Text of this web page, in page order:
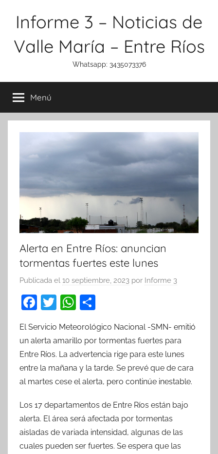
Informe 3 – Noticias de
Valle María – Entre Ríos
Whatsapp: 3435073376
Menú
Alerta en Entre Ríos: anuncian
tormentas fuertes este lunes
Publicada el 10 septiembre, 2023 por Informe 3
F
c
e
b
o
k
T
itt
er
W
at
s
A
p
m
p
ar
tir
El Servicio Meteorológico Nacional -SMN- emitió
un alerta amarillo por tormentas fuertes para
Entre Ríos. La advertencia rige para este lunes
entre la mañana y la tarde. Se prevé que de cara
al martes cese el alerta, pero continúe inestable.
Los 17 departamentos de Entre Ríos están bajo
alerta. El área será afectada por tormentas
aisladas de variada intensidad, algunas de las
cuales pueden ser fuertes. Se espera que las